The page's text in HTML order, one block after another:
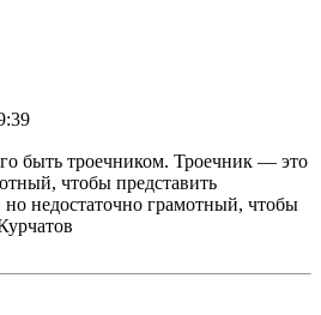
быть троечником. Троечник — это
чтобы представить
но недостаточно грамотный, чтобы